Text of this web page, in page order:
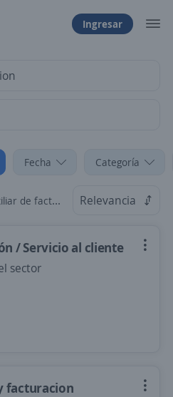
Ingresar
Fecha Categoría
Cundinamarca Relevancia
/ Servicio al cliente
sector
facturacion